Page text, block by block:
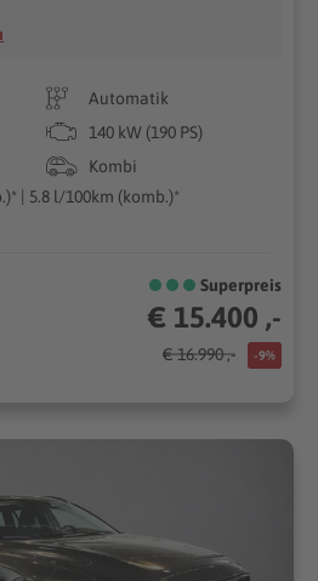
Automatik
140 kW (190 PS)
Kombi
| 5.8 l/100km (komb.)*
Superpreis
€ 15.400 ,-
€ 16.990 ,- -9%